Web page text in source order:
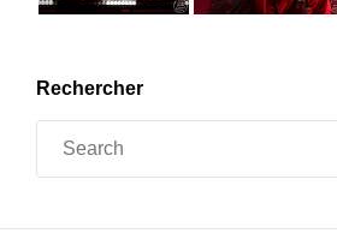
Rechercher